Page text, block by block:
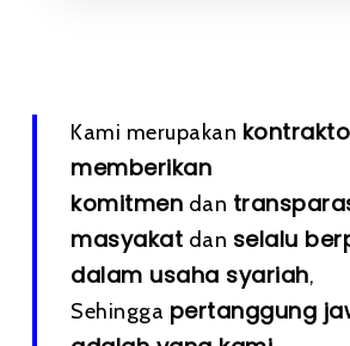
Kami merupakan
memberikan
komitmen dan
masyakat dan selalu
dalam usaha syariah,
Sehingga pertanggung